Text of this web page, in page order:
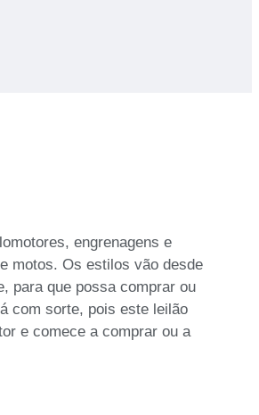
engrenagens e
motos. Os estilos vão desde
para que possa comprar ou
com sorte, pois este leilão
e comece a comprar ou a